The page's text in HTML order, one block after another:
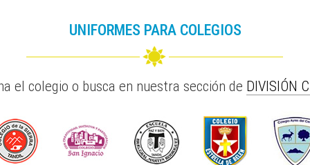
UNIFORMES PARA COLEGIOS
el colegio o busca en nuestra sección de DIVISIÓN